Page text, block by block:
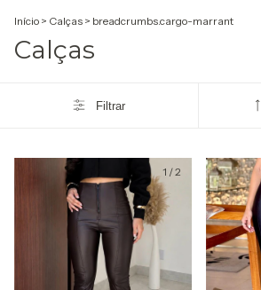
Início > Calças > breadcrumbs.cargo-marrant
Calças
Filtrar
1 /2